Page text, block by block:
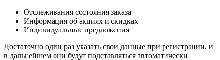
Отслеживания состояния заказа
Информация об акциях и скидках
Индивидуальные предложения
Достаточно один раз указать свои данные при регистрации, и
в дальнейшем они будут подставляться автоматически